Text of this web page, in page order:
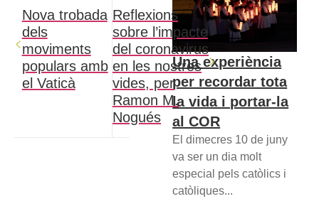
Nova trobada
dels
moviments
populars amb
el Vaticà
Reflexions
sobre l’impacte
del coronavirus
en les nostres
vides, per
Ramon M.
Nogués
Una experiència
per recordar tota
la vida i portar-la
al COR
El dimecres 10 de juny
va ser un dia molt
especial pels catòlics i
catòliques...